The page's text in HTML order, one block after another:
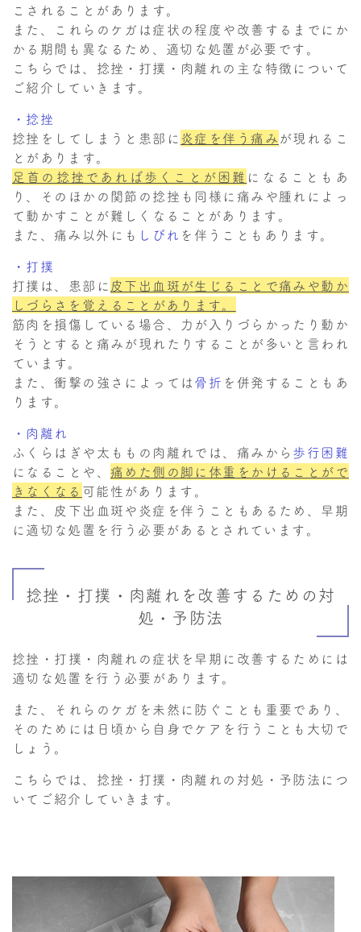
こされることがあります。
また、これらのケガは症状の程度や改善するまでにか
かる期間も異なるため、適切な処置が必要です。
こちらでは、捻挫・打撲・肉離れの主な特徴について
ご紹介していきます。
・捻挫
捻挫をしてしまうと患部に 炎症を伴う痛みが現れるこ
とがあります。
足首の捻挫であれば歩くことが困難 になることもあ
り、そのほかの関節の捻挫も同様に痛みや腫れによっ
て動かすことが難しくなることがあります。
また、痛み以外にも しびれ を伴うこともあります。
・打撲
打撲は、患部に 皮下出血斑が生じることで痛みや動か
しづらさを覚えることがあります。
筋肉を損傷している場合、力が入りづらかったり動か
そうとすると痛みが現れたりすることが多いと言われ
ています。
また、衝撃の強さによっては骨折 を併発することもあ
ります。
・肉離れ
ふくらはぎや太ももの肉離れでは、痛みから 歩行困難
になることや、 痛めた側の脚に体重をかけることがで
きなくなる 可能性があります。
また、皮下出血斑や炎症を伴うこともあるため、早期
に適切な処置を行う必要があるとされています。
捻挫・打撲・肉離れを改善するための対
処・予防法
捻挫・打撲・肉離れの症状を早期に改善するためには
適切な処置を行う必要があります。
また、それらのケガを未然に防ぐことも重要であり、
そのためには日頃から自身でケアを行うことも大切で
しょう。
こちらでは、捻挫・打撲・肉離れの対処・予防法につ
いてご紹介していきます。